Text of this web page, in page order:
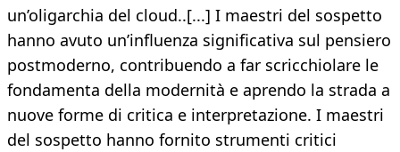
un’oligarchia del cloud..[...] I maestri del sospetto
hanno avuto un’influenza significativa sul pensiero
postmoderno, contribuendo a far scricchiolare le
fondamenta della modernità e aprendo la strada a
nuove forme di critica e interpretazione. I maestri
del sospetto hanno fornito strumenti critici